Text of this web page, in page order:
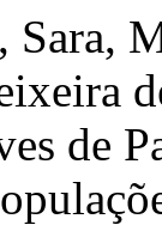
Sara,
de